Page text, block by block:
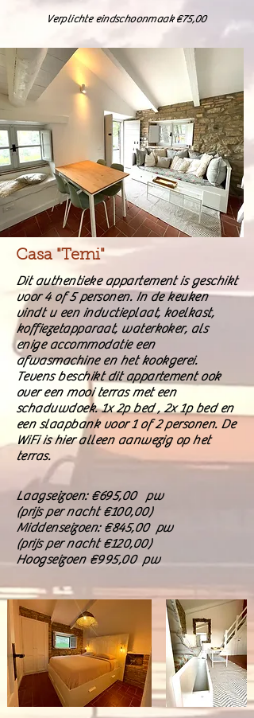
Verplichte eindschoonmaak €75,00
Casa "Terni"
Dit authentieke appartement is geschikt
voor 4 of 5 personen. In de keuken
vindt u een inductieplaat, koelkast,
koffiezetapparaat, waterkoker, als
enige accommodatie een
afwasmachine en het kookgerei.
Tevens beschikt dit appartement ook
over een mooi terras met een
schaduwdoek. 1x 2p bed , 2x 1p bed en
een slaapbank voor 1 of 2 personen. De
WiFi is hier alleen aanwezig op het
terras.
Laagseizoen: €695,00 pw
(prijs per nacht €100,00)
Middenseizoen: €845,00 pw
(prijs per nacht €120,00)
Hoogseizoen €995,00 pw